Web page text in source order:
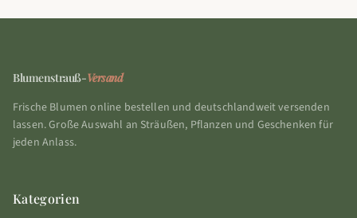
Blumenstrauß-Versand
Frische Blumen online bestellen und deutschlandweit versenden
lassen. Große Auswahl an Sträußen, Pflanzen und Geschenken für
jeden Anlass.
Kategorien